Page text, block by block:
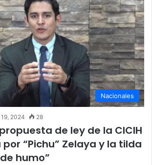
Nacionales
2024 28
de ley de la CICIH
“Pichu” Zelaya y la tilda
humo”